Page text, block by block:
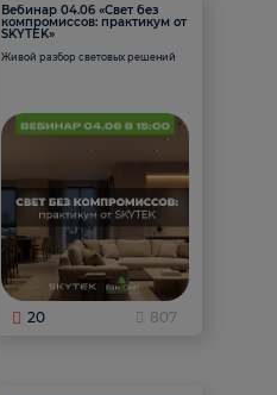
Вебинар 04.06 «Свет без
компромиссов: практикум от
SKYTEK»
Живой разбор световых решений
20 807